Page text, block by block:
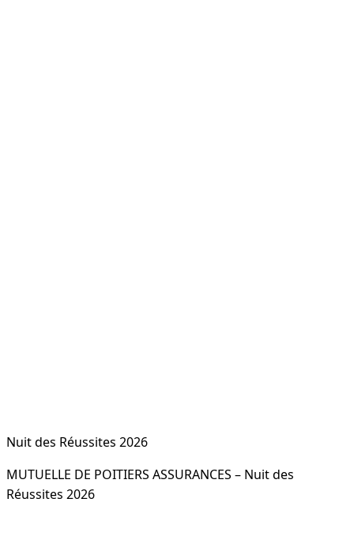
Nuit des Réussites 2026
MUTUELLE DE POITIERS ASSURANCES – Nuit des
Réussites 2026